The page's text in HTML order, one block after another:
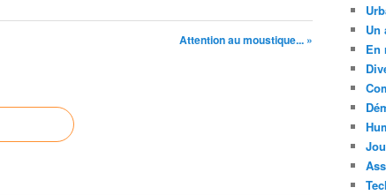
Attention au moustique... »
Un
En